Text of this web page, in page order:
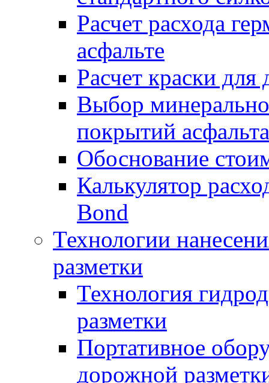
Расчет расхода
асфальте
Расчет краски
Выбор
покрытий асфальта
Обоснование
Калькулятор
Bond
Технологии
разметки
Технология
разметки
Портативное
дорожной